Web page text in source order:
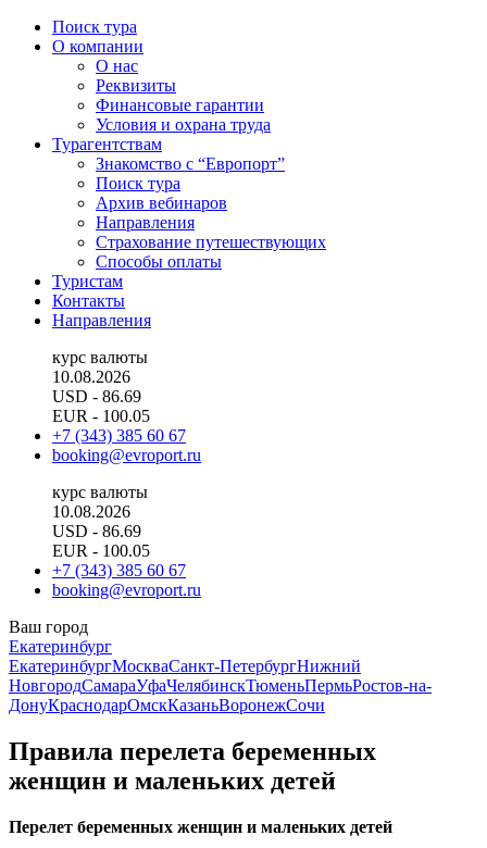
Поиск тура
О компании
О нас
Реквизиты
Финансовые гарантии
Условия и охрана труда
Турагентствам
Знакомство с “Европорт”
Поиск тура
Архив вебинаров
Направления
Страхование путешествующих
Способы оплаты
Туристам
Контакты
Направления
курс валюты
10.08.2026
USD - 86.69
EUR - 100.05
+7 (343) 385 60 67
booking@evroport.ru
курс валюты
10.08.2026
USD - 86.69
EUR - 100.05
+7 (343) 385 60 67
booking@evroport.ru
Ваш город
Екатеринбург
ЕкатеринбургМоскваСанкт-ПетербургНижний
НовгородСамараУфаЧелябинскТюменьПермьРостов-на-
ДонуКраснодарОмскКазаньВоронежСочи
Правила перелета беременных
женщин и маленьких детей
Перелет беременных женщин и маленьких детей